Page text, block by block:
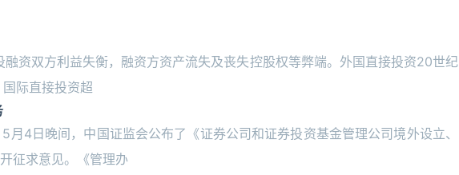
资双方利益失衡，融资方资产流失及丧失控股权等弊端。外国直接投资20世纪
际直接投资超
4日晚间，中国证监会公布了《证券公司和证券投资基金管理公司境外设立、
征求意见。《管理办